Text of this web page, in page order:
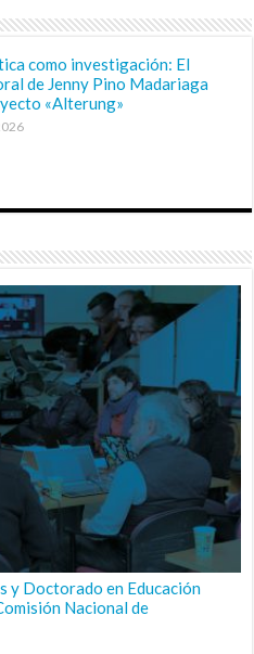
como investigación: El
de Jenny Pino Madariaga
«Alterung»
y Doctorado en Educación
Nacional de